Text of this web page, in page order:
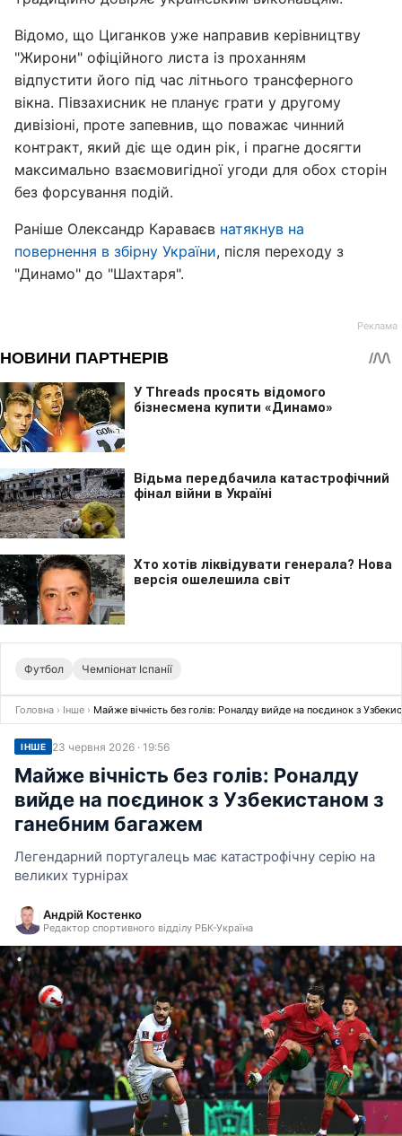
Відомо, що Циганков уже направив керівництву
"Жирони" офіційного листа із проханням
відпустити його під час літнього трансферного
вікна. Півзахисник не планує грати у другому
дивізіоні, проте запевнив, що поважає чинний
контракт, який діє ще один рік, і прагне досягти
максимально взаємовигідної угоди для обох сторін
без форсування подій.
Раніше Олександр Караваєв натякнув на
повернення в збірну України, після переходу з
"Динамо" до "Шахтаря".
Футбол Чемпіонат Іспанії
Головна › Інше › Майже вічність без голів: Роналду вийде на поєдинок з
ІНШЕ 23 червня 2026 · 19:56
Майже вічність без голів: Роналду
вийде на поєдинок з Узбекистаном з
ганебним багажем
Легендарний португалець має катастрофічну серію на
великих турнірах
Андрій Костенко
Редактор спортивного відділу РБК-Україна